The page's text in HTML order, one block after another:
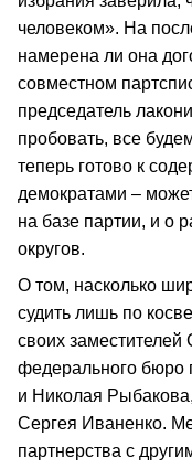
человеком». На
намерена ли она
совместном
председатель
пробовать, все
теперь готово к
демократами –
на базе партии, и о
округов.
О том, насколько
судить лишь по
своих
федерального бюро
и Николая
Сергея Иваненко.
партнерства с